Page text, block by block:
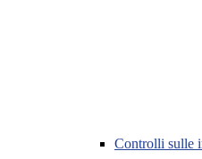
Controlli sulle